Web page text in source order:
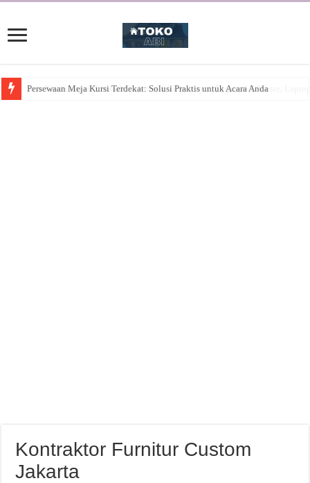
Persewaan Meja Kursi Terdekat: Solusi Praktis untuk Acara Anda
Kontraktor Furnitur Custom
Jakarta